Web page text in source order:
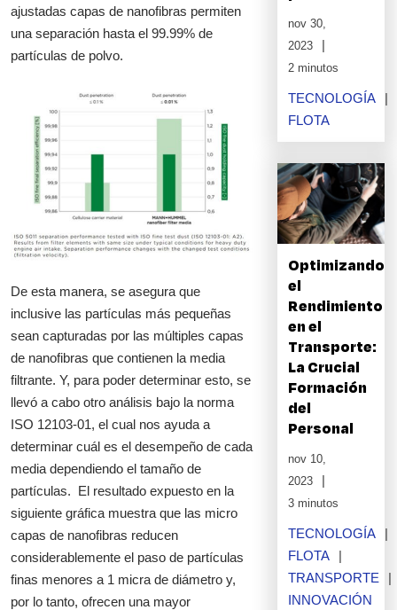
ajustadas capas de nanofibras permiten
una separación hasta el 99.99% de
partículas de polvo.
De esta manera, se asegura que
inclusive las partículas más pequeñas
sean capturadas por las múltiples capas
de nanofibras que contienen la media
filtrante. Y, para poder determinar esto, se
llevó a cabo otro análisis bajo la norma
ISO 12103-01, el cual nos ayuda a
determinar cuál es el desempeño de cada
media dependiendo el tamaño de
partículas. El resultado expuesto en la
siguiente gráfica muestra que las micro
capas de nanofibras reducen
considerablemente el paso de partículas
finas menores a 1 micra de diámetro y,
por lo tanto, ofrecen una mayor
nov 30,
2023
2 minutos
TECNOLOGÍA
FLOTA
Optimizando
el
Rendimiento
en el
Transporte:
La Crucial
Formación
del
Personal
nov 10,
2023
3 minutos
TECNOLOGÍA
FLOTA
TRANSPORTE
INNOVACIÓN